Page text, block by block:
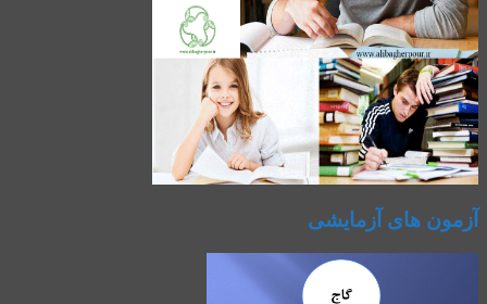
آزمون های آزمایشی